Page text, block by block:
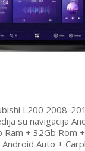
L200 2008-
su navigacija
Ram + 32Gb Rom
Android Auto +